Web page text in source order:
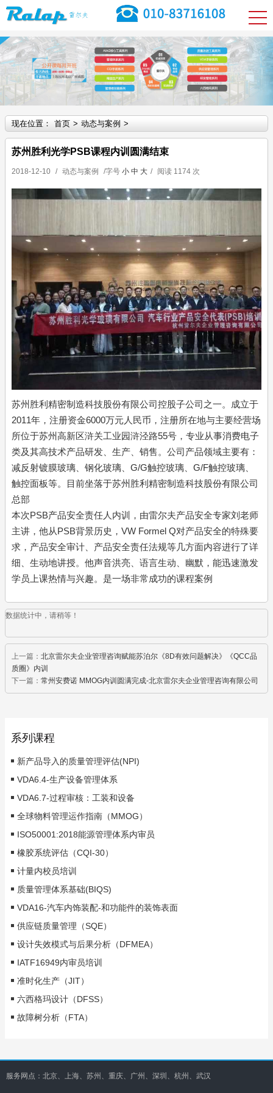
现在位置： 首页 > 动态与案例 >
苏州胜利光学PSB课程内训圆满结束
2018-12-10 / 动态与案例 /字号 小 中 大 / 阅读 1174 次
苏州胜利精密制造科技股份有限公司控股子公司之一。成立于
2011年，注册资金6000万元人民币，注册所在地与主要经营场
所位于苏州高新区浒关工业园浒泾路55号，专业从事消费电子
类及其高技术产品研发、生产、销售。公司产品领域主要有：
减反射镀膜玻璃、钢化玻璃、G/G触控玻璃、G/F触控玻璃、
触控面板等。目前坐落于苏州胜利精密制造科技股份有限公司
总部
本次PSB产品安全责任人内训，由雷尔夫产品安全专家刘老师
主讲，他从PSB背景历史，VW Formel Q对产品安全的特殊要
求，产品安全审计、产品安全责任法规等几方面内容进行了详
细、生动地讲授。他声音洪亮、语言生动、幽默，能迅速激发
学员上课热情与兴趣。是一场非常成功的课程案例
数据统计中，请稍等！
上一篇： 北京雷尔夫企业管理咨询赋能苏泊尔《8D有效问题解决》《QCC品
质圈》内训
下一篇： 常州安费诺 MMOG内训圆满完成-北京雷尔夫企业管理咨询有限公司
系列课程
新产品导入的质量管理评估(NPI)
VDA6.4-生产设备管理体系
VDA6.7-过程审核：工装和设备
全球物料管理运作指南（MMOG）
ISO50001:2018能源管理体系内审员
橡胶系统评估（CQI-30）
计量内校员培训
质量管理体系基础(BIQS)
VDA16-汽车内饰装配-和功能件的装饰表面
供应链质量管理（SQE）
设计失效模式与后果分析（DFMEA）
IATF16949内审员培训
准时化生产（JIT）
六西格玛设计（DFSS）
故障树分析（FTA）
服务网点：北京、上海、苏州、重庆、广州、深圳、杭州、武汉